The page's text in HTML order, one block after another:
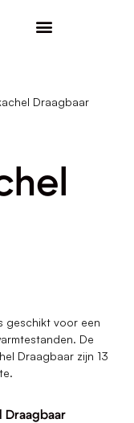
Draagbaar
geschikt voor een
De
Draagbaar zijn 13